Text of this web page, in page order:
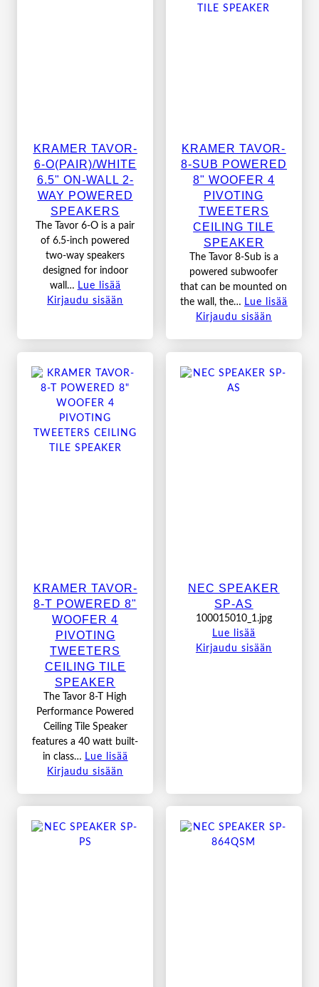
KRAMER TAVOR-
6-O(PAIR)/WHITE
6.5" ON-WALL 2-
WAY POWERED
SPEAKERS
The Tavor 6-O is a pair
of 6.5-inch powered
two-way speakers
designed for indoor
wall… Lue lisää
Kirjaudu sisään
KRAMER TAVOR-
8-SUB POWERED
8" WOOFER 4
PIVOTING
TWEETERS
CEILING TILE
SPEAKER
The Tavor 8-Sub is a
powered subwoofer
that can be mounted on
the wall, the… Lue lisää
Kirjaudu sisään
KRAMER TAVOR-
8-T POWERED 8"
WOOFER 4
PIVOTING
TWEETERS
CEILING TILE
SPEAKER
The Tavor 8-T High
Performance Powered
Ceiling Tile Speaker
features a 40 watt built-
in class… Lue lisää
Kirjaudu sisään
NEC SPEAKER
SP-AS
100015010_1.jpg
Lue lisää
Kirjaudu sisään